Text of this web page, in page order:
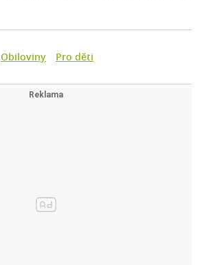
Obiloviny Pro děti